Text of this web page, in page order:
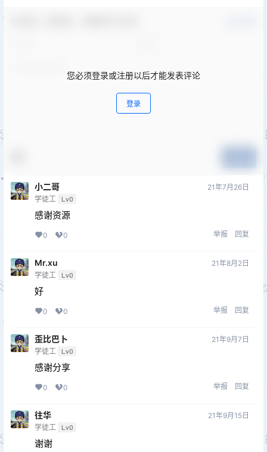
您必须登录或注册以后才能发表评论
登录
小二哥
学徒工 Lv0
21年7月26日
感谢资源
0 0 举报 回复
Mr.xu
学徒工 Lv0
21年8月2日
好
0 0 举报 回复
歪比巴卜
学徒工 Lv0
21年9月7日
感谢分享
0 0 举报 回复
往华
学徒工 Lv0
21年9月15日
谢谢